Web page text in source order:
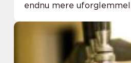
endnu mere